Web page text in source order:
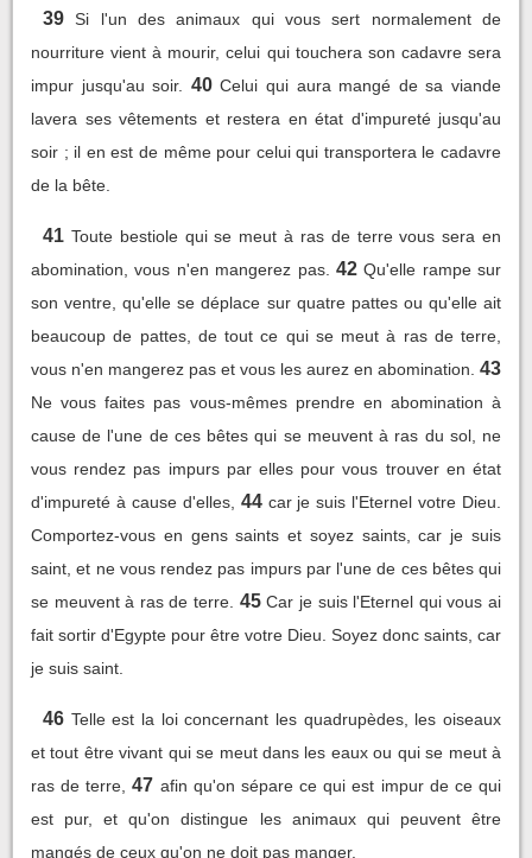
39 Si l'un des animaux qui vous sert normalement de
nourriture vient à mourir, celui qui touchera son cadavre sera
impur jusqu'au soir.
40 Celui qui aura mangé de sa viande
lavera ses vêtements et restera en état d'impureté jusqu'au
soir ; il en est de même pour celui qui transportera le cadavre
de la bête.
41 Toute bestiole qui se meut à ras de terre vous sera en
abomination, vous n'en mangerez pas. 42 Qu'elle rampe sur
son ventre, qu'elle se déplace sur quatre pattes ou qu'elle ait
beaucoup de pattes, de tout ce qui se meut à ras de terre,
vous n'en mangerez pas et vous les aurez en abomination. 43
Ne vous faites pas vous-mêmes prendre en abomination à
cause de l'une de ces bêtes qui se meuvent à ras du sol, ne
vous rendez pas impurs par elles pour vous trouver en état
d'impureté à cause d'elles, 44 car je suis l'Eternel votre Dieu.
Comportez-vous en gens saints et soyez saints, car je suis
saint, et ne vous rendez pas impurs par l'une de ces bêtes qui
se meuvent à ras de terre. 45 Car je suis l'Eternel qui vous ai
fait sortir d'Egypte pour être votre Dieu. Soyez donc saints, car
je suis saint.
46 Telle est la loi concernant les quadrupèdes, les oiseaux
et tout être vivant qui se meut dans les eaux ou qui se meut à
ras de terre, 47 afin qu'on sépare ce qui est impur de ce qui
est pur, et qu'on distingue les animaux qui peuvent être
mangés de ceux qu'on ne doit pas manger.